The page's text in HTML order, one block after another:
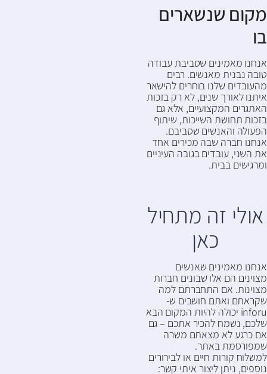
מקום שנשארים
בו
אנחנו מאמינים שסביבת עבודה
טובה נבנית מאנשים. רבים
מהעובדים שלנו בוחרים להישאר
איתנו לאורך שנים, לא רק בזכות
האתגרים המקצועיים, אלא גם
בזכות תחושת השייכות, שיתוף
הפעולה והאנשים שסביבם.
אנחנו חברה שבה מכירים אחד
את השני, עובדים בגובה העיניים
ומרגישים בבית.
אולי זה מתחיל
כאן
אנחנו מאמינים שאנשים
מצוינים הם אלו שבונים חברות
מצוינות. אם התחברתם למה
שקראתם ואתם חושבים ש-
inforu יכולה להיות המקום הבא
שלכם, נשמח להכיר אתכם – גם
אם כרגע לא מצאתם משרה
שמפורסמת באתר.
למשלוח קורות חיים או לבירורים
נוספים, ניתן ליצור איתי קשר: